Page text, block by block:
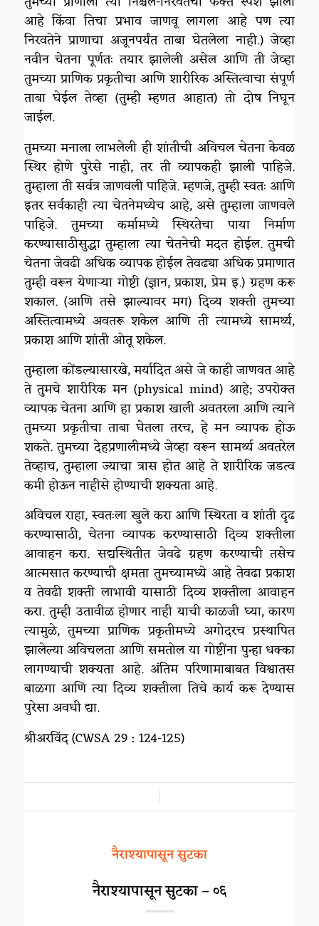
आहे किंवा तिचा प्रभाव जाणवू लागला आहे पण त्या
निरवतेने प्राणाचा अजूनपर्यंत ताबा घेतलेला नाही.) जेव्हा
नवीन चेतना पूर्णतः तयार झालेली असेल आणि ती जेव्हा
तुमच्या प्राणिक प्रकृतीचा आणि शारीरिक अस्तित्वाचा संपूर्ण
ताबा घेईल तेव्हा (तुम्ही म्हणत आहात) तो दोष निघून
जाईल.
तुमच्या मनाला लाभलेली ही शांतीची अविचल चेतना केवळ
स्थिर होणे पुरेसे नाही, तर ती व्यापकही झाली पाहिजे.
तुम्हाला ती सर्वत्र जाणवली पाहिजे. म्हणजे, तुम्ही स्वतः आणि
इतर सर्वकाही त्या चेतनेमध्येच आहे, असे तुम्हाला जाणवले
पाहिजे. तुमच्या कर्मामध्ये स्थिरतेचा पाया निर्माण
करण्यासाठीसुद्धा तुम्हाला त्या चेतनेची मदत होईल. तुमची
चेतना जेवढी अधिक व्यापक होईल तेवढ्या अधिक प्रमाणात
तुम्ही वरून येणाऱ्या गोष्टी (ज्ञान, प्रकाश, प्रेम इ.) ग्रहण करू
शकाल. (आणि तसे झाल्यावर मग) दिव्य शक्ती तुमच्या
अस्तित्वामध्ये अवतरू शकेल आणि ती त्यामध्ये सामर्थ्य,
प्रकाश आणि शांती ओतू शकेल.
तुम्हाला कोंडल्यासारखे, मर्यादित असे जे काही जाणवत आहे
ते तुमचे शारीरिक मन (physical mind) आहे; उपरोक्त
व्यापक चेतना आणि हा प्रकाश खाली अवतरला आणि त्याने
तुमच्या प्रकृतीचा ताबा घेतला तरच, हे मन व्यापक होऊ
शकते. तुमच्या देहप्रणालीमध्ये जेव्हा वरून सामर्थ्य अवतरेल
तेव्हाच, तुम्हाला ज्याचा त्रास होत आहे ते शारीरिक जडत्व
कमी होऊन नाहीसे होण्याची शक्यता आहे.
अविचल राहा, स्वतःला खुले करा आणि स्थिरता व शांती दृढ
करण्यासाठी, चेतना व्यापक करण्यासाठी दिव्य शक्तीला
आवाहन करा. सद्यस्थितीत जेवढे ग्रहण करण्याची तसेच
आत्मसात करण्याची क्षमता तुमच्यामध्ये आहे तेवढा प्रकाश
व तेवढी शक्ती लाभावी यासाठी दिव्य शक्तीला आवाहन
करा. तुम्ही उतावीळ होणार नाही याची काळजी घ्या, कारण
त्यामुळे, तुमच्या प्राणिक प्रकृतीमध्ये अगोदरच प्रस्थापित
झालेल्या अविचलता आणि समतोल या गोष्टींना पुन्हा धक्का
लागण्याची शक्यता आहे. अंतिम परिणामाबाबत विश्वातस
बाळगा आणि त्या दिव्य शक्तीला तिचे कार्य करू देण्यास
पुरेसा अवधी द्या.
श्रीअरविंद (CWSA 29 : 124-125)
नैराश्यापासून सुटका
नैराश्यापासून सुटका – ०६